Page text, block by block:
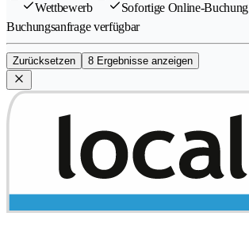
Wettbewerb Sofortige Online-Buchung
Buchungsanfrage verfügbar
Zurücksetzen 8 Ergebnisse anzeigen